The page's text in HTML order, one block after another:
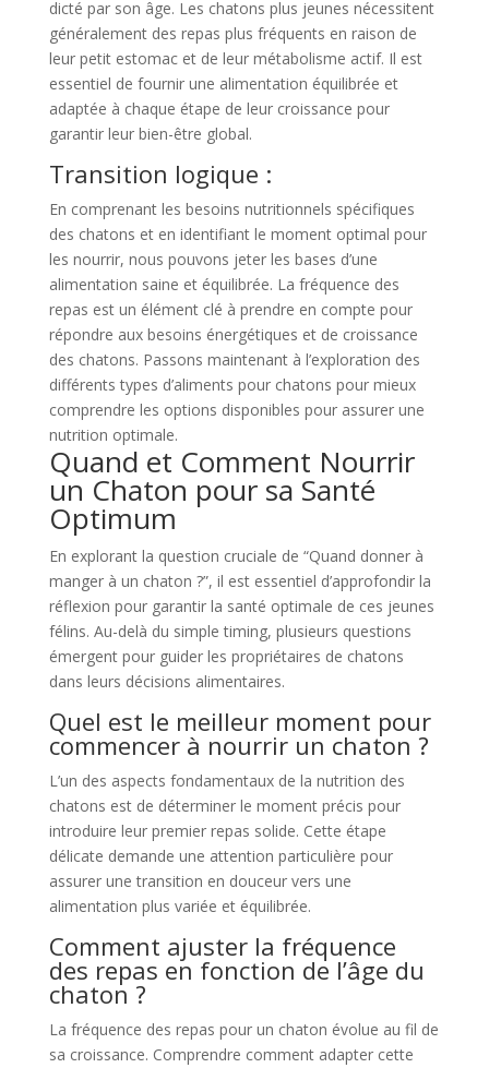
dicté par son âge. Les chatons plus jeunes nécessitent
généralement des repas plus fréquents en raison de
leur petit estomac et de leur métabolisme actif. Il est
essentiel de fournir une alimentation équilibrée et
adaptée à chaque étape de leur croissance pour
garantir leur bien-être global.
Transition logique :
En comprenant les besoins nutritionnels spécifiques
des chatons et en identifiant le moment optimal pour
les nourrir, nous pouvons jeter les bases d’une
alimentation saine et équilibrée. La fréquence des
repas est un élément clé à prendre en compte pour
répondre aux besoins énergétiques et de croissance
des chatons. Passons maintenant à l’exploration des
différents types d’aliments pour chatons pour mieux
comprendre les options disponibles pour assurer une
nutrition optimale.
Quand et Comment Nourrir
un Chaton pour sa Santé
Optimum
En explorant la question cruciale de “Quand donner à
manger à un chaton ?”, il est essentiel d’approfondir la
réflexion pour garantir la santé optimale de ces jeunes
félins. Au-delà du simple timing, plusieurs questions
émergent pour guider les propriétaires de chatons
dans leurs décisions alimentaires.
Quel est le meilleur moment pour
commencer à nourrir un chaton ?
L’un des aspects fondamentaux de la nutrition des
chatons est de déterminer le moment précis pour
introduire leur premier repas solide. Cette étape
délicate demande une attention particulière pour
assurer une transition en douceur vers une
alimentation plus variée et équilibrée.
Comment ajuster la fréquence
des repas en fonction de l’âge du
chaton ?
La fréquence des repas pour un chaton évolue au fil de
sa croissance. Comprendre comment adapter cette